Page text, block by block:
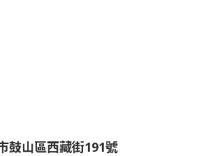
鼓山區西藏街191號